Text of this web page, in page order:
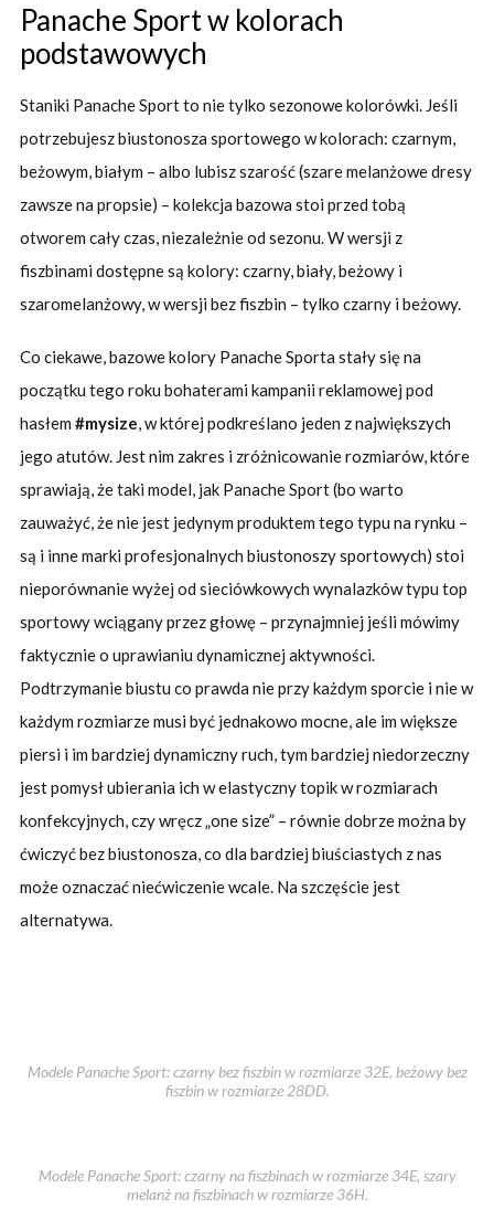
Panache Sport w kolorach
podstawowych
Staniki Panache Sport to nie tylko sezonowe kolorówki. Jeśli
potrzebujesz biustonosza sportowego w kolorach: czarnym,
beżowym, białym – albo lubisz szarość (szare melanżowe dresy
zawsze na propsie) – kolekcja bazowa stoi przed tobą
otworem cały czas, niezależnie od sezonu. W wersji z
fiszbinami dostępne są kolory: czarny, biały, beżowy i
szaromelanżowy, w wersji bez fiszbin – tylko czarny i beżowy.
Co ciekawe, bazowe kolory Panache Sporta stały się na
początku tego roku bohaterami kampanii reklamowej pod
hasłem #mysize , w której podkreślano jeden z największych
jego atutów. Jest nim zakres i zróżnicowanie rozmiarów, które
sprawiają, że taki model, jak Panache Sport (bo warto
zauważyć, że nie jest jedynym produktem tego typu na rynku –
są i inne marki profesjonalnych biustonoszy sportowych) stoi
nieporównanie wyżej od sieciówkowych wynalazków typu top
sportowy wciągany przez głowę – przynajmniej jeśli mówimy
faktycznie o uprawianiu dynamicznej aktywności.
Podtrzymanie biustu co prawda nie przy każdym sporcie i nie w
każdym rozmiarze musi być jednakowo mocne, ale im większe
piersi i im bardziej dynamiczny ruch, tym bardziej niedorzeczny
jest pomysł ubierania ich w elastyczny topik w rozmiarach
konfekcyjnych, czy wręcz „one size” – równie dobrze można by
ćwiczyć bez biustonosza, co dla bardziej biuściastych z nas
może oznaczać niećwiczenie wcale. Na szczęście jest
alternatywa.
Modele Panache Sport: czarny bez fiszbin w rozmiarze 32E, beżowy bez
fiszbin w rozmiarze 28DD.
Modele Panache Sport: czarny na fiszbinach w rozmiarze 34E, szary
melanż na fiszbinach w rozmiarze 36H.